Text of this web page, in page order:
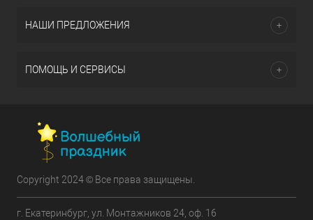
НАШИ ПРЕДЛОЖЕНИЯ
ПОМОЩЬ И СЕРВИСЫ
Copyright 2024 © Все права защищены.
г. Екатеринбург, ул. Монтажников 24, оф. 16